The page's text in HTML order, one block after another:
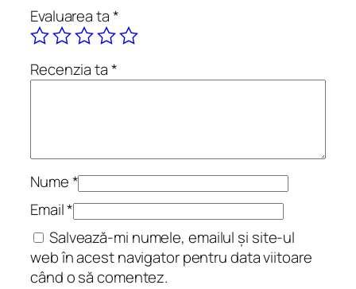
o
a
r
e
r
s
u
r
Evaluarea ta*
Recenzia ta*
Nume*
Email*
Salvează-mi numele, emailul și site-ul
web în acest navigator pentru data viitoare
când o să comentez.